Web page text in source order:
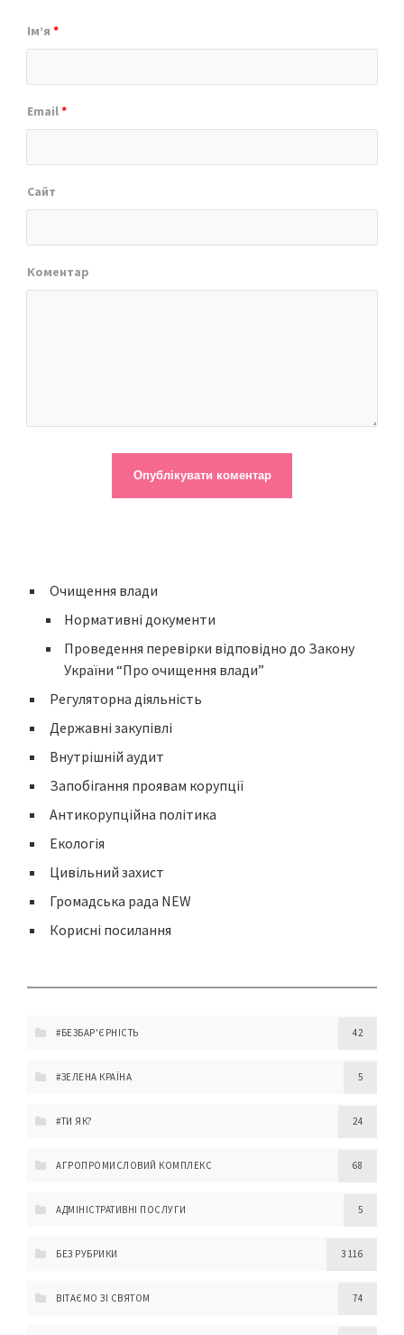
Ім’я *
Email*
Сайт
Коментар
Очищення влади
Нормативні документи
Проведення перевірки відповідно до Закону
України “Про очищення влади”
Регуляторна діяльність
Державні закупівлі
Внутрішній аудит
Запобігання проявам корупції
Антикорупційна політика
Екологія
Цивільний захист
Громадська рада NEW
Корисні посилання
#БЕЗБАР'ЄРНІСТЬ 42
#ЗЕЛЕНА КРАЇНА 5
#ТИ ЯК? 24
АГРОПРОМИСЛОВИЙ КОМПЛЕКС 68
АДМІНІСТРАТИВНІ ПОСЛУГИ 5
БЕЗ РУБРИКИ 3 116
ВІТАЄМО ЗІ СВЯТОМ 74